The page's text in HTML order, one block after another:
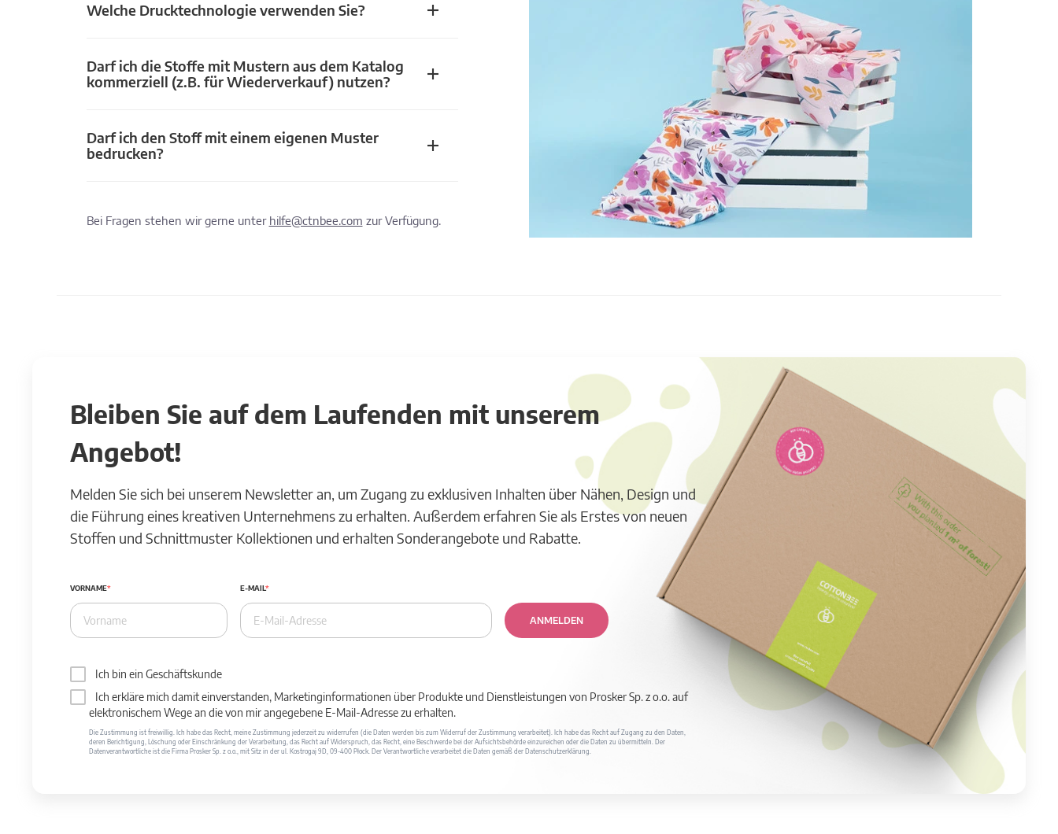
Welche Drucktechnologie verwenden Sie?
Darf ich die Stoffe mit Mustern aus dem Katalog
kommerziell (z.B. für Wiederverkauf) nutzen?
Darf ich den Stoff mit einem eigenen Muster
bedrucken?
Bei Fragen stehen wir gerne unter hilfe@ctnbee.com zur Verfügung.
Bleiben Sie auf dem Laufenden mit unserem
Angebot!
Melden Sie sich bei unserem Newsletter an, um Zugang zu exklusiven Inhalten über Nähen, Design und
die Führung eines kreativen Unternehmens zu erhalten. Außerdem erfahren Sie als Erstes von neuen
Stoffen und Schnittmuster Kollektionen und erhalten Sonderangebote und Rabatte.
VORNAME E-MAIL
ANMELDEN
Ich bin ein Geschäftskunde
Ich erkläre mich damit einverstanden, Marketinginformationen über Produkte und Dienstleistungen von Prosker Sp. z o.o. auf
elektronischem Wege an die von mir angegebene E-Mail-Adresse zu erhalten.
Die Zustimmung ist freiwillig. Ich habe das Recht, meine Zustimmung jederzeit zu widerrufen (die Daten werden bis zum Widerruf der Zustimmung verarbeitet). Ich habe das Recht auf Zugang zu den Daten,
deren Berichtigung, Löschung oder Einschränkung der Verarbeitung, das Recht auf Widerspruch, das Recht, eine Beschwerde bei der Aufsichtsbehörde einzureichen oder die Daten zu übermitteln. Der
Datenverantwortliche ist die Firma Prosker Sp. z o.o., mit Sitz in der ul. Kostrogaj 9D, 09-400 Płock. Der Verantwortliche verarbeitet die Daten gemäß der Datenschutzerklärung.